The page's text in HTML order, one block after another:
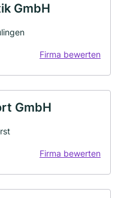
GmbH
Firma bewerten
GmbH
Firma bewerten